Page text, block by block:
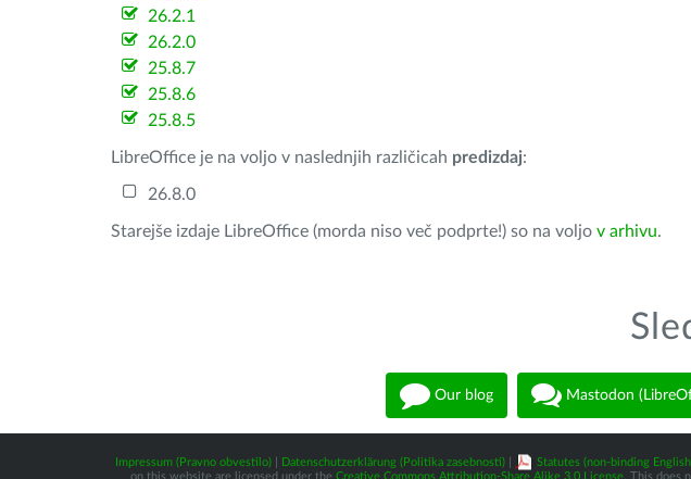
26.2.1
26.2.0
25.8.7
25.8.6
25.8.5
LibreOffice je na voljo v naslednjih različicah predizdaj:
26.8.0
Starejše izdaje LibreOffice (morda niso več podprte!) so na voljo v arhivu.
Our blog Mastodon
Impressum (Pravno obvestilo)| Datenschutzerklärung (Politika zasebnosti)| Statutes (non-binding
on this website are licensed under the Creative Commons Attribution-Share Alike 3.0 License . This does